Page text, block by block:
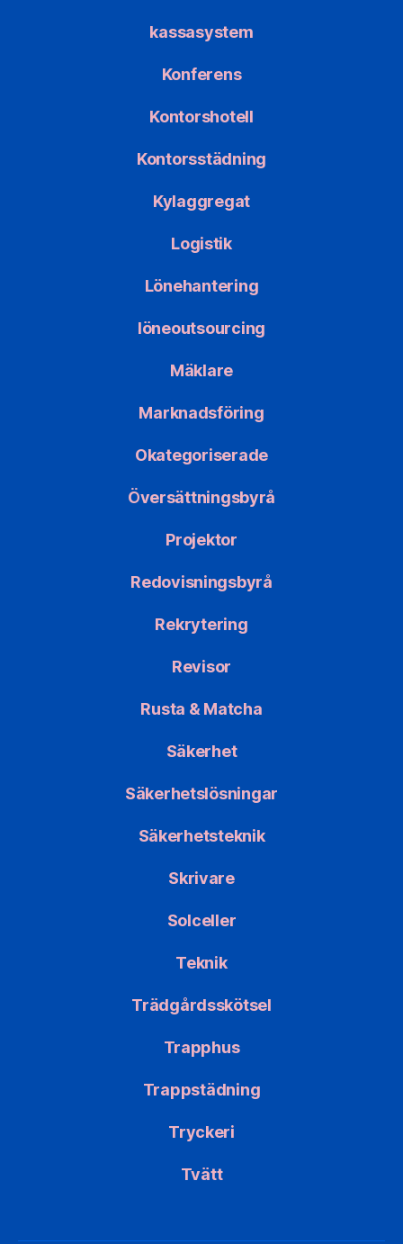
kassasystem
Konferens
Kontorshotell
Kontorsstädning
Kylaggregat
Logistik
Lönehantering
löneoutsourcing
Mäklare
Marknadsföring
Okategoriserade
Översättningsbyrå
Projektor
Redovisningsbyrå
Rekrytering
Revisor
Rusta & Matcha
Säkerhet
Säkerhetslösningar
Säkerhetsteknik
Skrivare
Solceller
Teknik
Trädgårdsskötsel
Trapphus
Trappstädning
Tryckeri
Tvätt